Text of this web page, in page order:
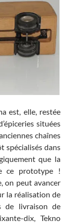
est, elle, restée
situées
chaînes
spécialisés dans
que la
ce prototype !
on peut avancer
la réalisation de
de livraison de
dix, Tekno